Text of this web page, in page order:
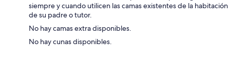
siempre y cuando utilicen las camas existentes de la habitación
de su padre o tutor.
No hay camas extra disponibles.
No hay cunas disponibles.